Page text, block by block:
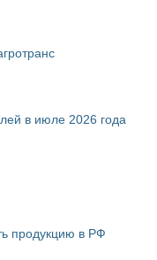
в июле 2026 года
продукцию в РФ